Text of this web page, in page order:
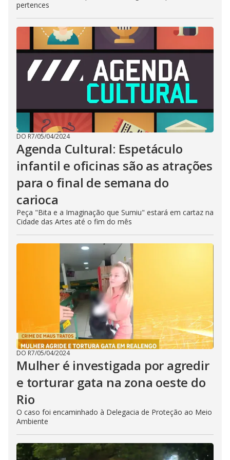
pertences
DO R7/05/04/2024
Agenda Cultural: Espetáculo
infantil e oficinas são as atrações
para o final de semana do
carioca
Peça "Bita e a Imaginação que Sumiu" estará em cartaz na
Cidade das Artes até o fim do mês
DO R7/05/04/2024
Mulher é investigada por agredir
e torturar gata na zona oeste do
Rio
O caso foi encaminhado à Delegacia de Proteção ao Meio
Ambiente